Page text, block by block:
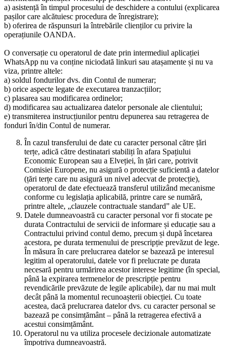
a) asistență în timpul procesului de deschidere a contului (explicarea
pașilor care alcătuiesc procedura de înregistrare);
b) oferirea de răspunsuri la întrebările clienților cu privire la
operațiunile OANDA.
O conversație cu operatorul de date prin intermediul aplicației
WhatsApp nu va conține niciodată linkuri sau atașamente și nu va
viza, printre altele:
a) soldul fondurilor dvs. din Contul de numerar;
b) orice aspecte legate de executarea tranzacțiilor;
c) plasarea sau modificarea ordinelor;
d) modificarea sau actualizarea datelor personale ale clientului;
e) transmiterea instrucțiunilor pentru depunerea sau retragerea de
fonduri în/din Contul de numerar.
În cazul transferului de date cu caracter personal către țări
terțe, adică către destinatari stabiliți în afara Spațiului
Economic European sau a Elveției, în țări care, potrivit
Comisiei Europene, nu asigură o protecție suficientă a datelor
(țări terțe care nu asigură un nivel adecvat de protecție),
operatorul de date efectuează transferul utilizând mecanisme
conforme cu legislația aplicabilă, printre care se numără,
printre altele, „clauzele contractuale standard” ale UE.
Datele dumneavoastră cu caracter personal vor fi stocate pe
durata Contractului de servicii de informare și educație sau a
Contractului privind contul demo, precum și după încetarea
acestora, pe durata termenului de prescripție prevăzut de lege.
În măsura în care prelucrarea datelor se bazează pe interesul
legitim al operatorului, datele vor fi prelucrate pe durata
necesară pentru urmărirea acestor interese legitime (în special,
până la expirarea termenelor de prescripție pentru
revendicările prevăzute de legile aplicabile), dar nu mai mult
decât până la momentul recunoașterii obiecției. Cu toate
acestea, dacă prelucrarea datelor dvs. cu caracter personal se
bazează pe consimțământ – până la retragerea efectivă a
acestui consimțământ.
Operatorul nu va utiliza procesele decizionale automatizate
împotriva dumneavoastră.